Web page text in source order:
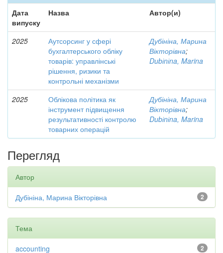
Дата
випуску
Назва Автор(и)
2025
Аутсорсинг у сфері
бухгалтерського обліку
товарів: управлінські
рішення, ризики та
контрольні механізми
Дубініна, Марина
Вікторівна;
Dubіnіna, Marina
2025
Облікова політика як
інструмент підвищення
результативності контролю
товарних операцій
Дубініна, Марина
Вікторівна;
Dubіnіna, Marina
Перегляд
Автор
2
Дубініна, Марина Вікторівна
Тема
2
accounting